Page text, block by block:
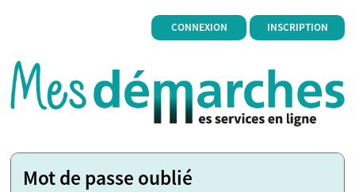
CONNEXION INSCRIPTION
Mot de passe oublié